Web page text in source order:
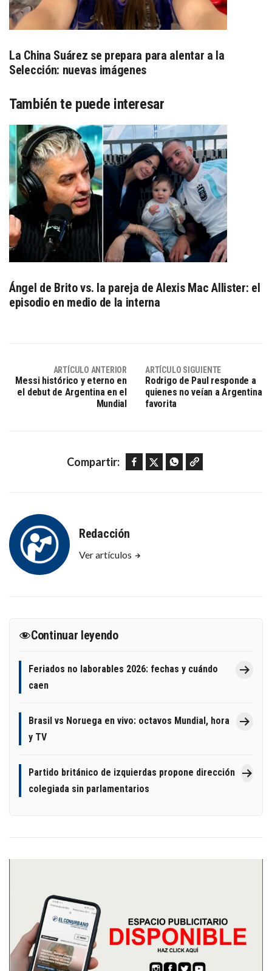
La China Suárez se prepara para alentar a la
Selección: nuevas imágenes
También te puede interesar
Ángel de Brito vs. la pareja de Alexis Mac Allister: el
episodio en medio de la interna
ARTÍCULO ANTERIOR
Messi histórico y eterno en
el debut de Argentina en el
Mundial
ARTÍCULO SIGUIENTE
Rodrigo de Paul responde a
quienes no veían a Argentina
favorita
Compartir: Facebook Twitter WhatsApp Copy link
Redacción
Ver artículos
Continuar leyendo
Feriados no laborables 2026: fechas y cuándo
caen
Brasil vs Noruega en vivo: octavos Mundial, hora
y TV
Partido británico de izquierdas propone dirección
colegiada sin parlamentarios